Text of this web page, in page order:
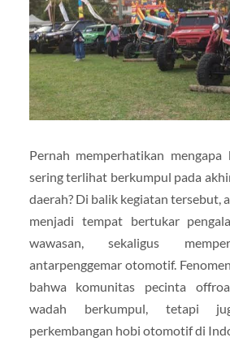
Pernah memperhatikan mengapa
sering terlihat berkumpul pada
daerah? Di balik kegiatan tersebut,
menjadi tempat bertukar
wawasan, sekaligus
antarpenggemar otomotif.
bahwa komunitas pecinta
wadah berkumpul, tetapi
perkembangan hobi otomotif di